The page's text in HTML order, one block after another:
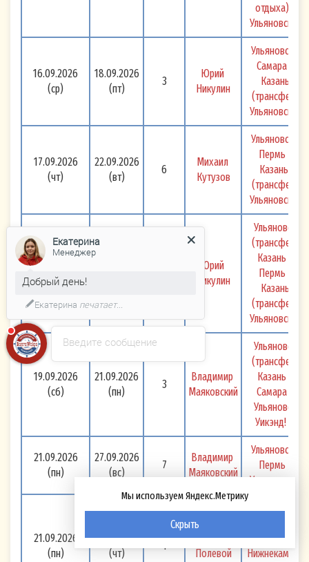
отдыха) -
Ульяновск
16.09.2026
(ср)
18.09.2026
(пт)
3
Юрий
Никулин
Ульяновск -
Самара -
Казань
(трансфер)
Ульяновск
17.09.2026
(чт)
22.09.2026
(вт)
6
Михаил
Кутузов
Ульяновск -
Пермь -
Казань
(трансфер)
Ульяновск
18.09.2026
(пт)
Юрий
Никулин
Ульяновск
(трансфер)
Казань -
Пермь -
Казань
(трансфер)
Ульяновск
19.09.2026
(сб)
21.09.2026
(пн)
3
Владимир
Маяковский
Ульяновск
(трансфер)
Казань -
Самара -
Ульяновск
Уикэнд!
21.09.2026
(пн)
27.09.2026
(вс)
7
Владимир
Маяковский
Ульяновск -
Пермь -
Ульяновск
21.09.2026
(пн)
24.09.2026
(чт)
4
Борис
Полевой
Казань -
Нижнекамск -
Мы используем Яндекс.Метрику
Скрыть
Введите сообщение
Екатерина
Менеджер
Добрый день!
Екатерина печатает...